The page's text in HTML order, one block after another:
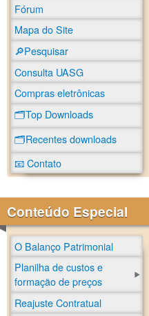
Fórum
Mapa do Site
🔎Pesquisar
Consulta UASG
Compras eletrônicas
🗂️Top Downloads
🗂️Recentes downloads
📧 Contato
Conteúdo Especial
O Balanço Patrimonial
Planilha de custos e
formação de preços
Reajuste Contratual